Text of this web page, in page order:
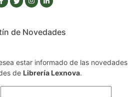
de Novedades
estar informado de las novedades
de Librería Lexnova.